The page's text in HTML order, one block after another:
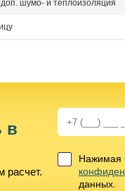
шумо- и теплоизоляция
в
расчет.
Нажимая
данных.